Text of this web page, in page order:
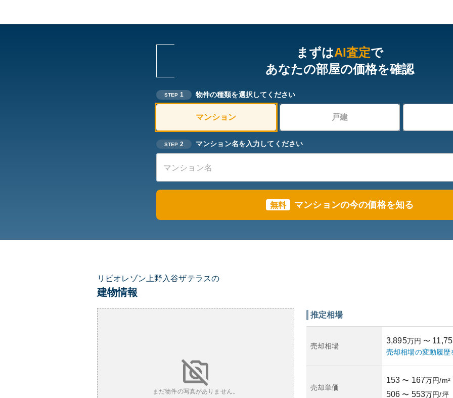
まずはAI査定で
あなたの部屋の価格を確認
STEP 1 物件の種類を選択してください
マンション 戸建
STEP 2 マンション名を入力してください
無料 マンションの今の価格を知る
リビオレゾン上野入谷ザテラスの
建物情報
まだ物件の写真がありません。
推定相場
売却相場
3,895万円 〜
売却相場の変動履歴
売却単価
153 〜 167万円/m²
506 〜 553万円/坪